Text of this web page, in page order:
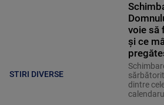
STIRI DIVERSE
voie să
și ce
dintre